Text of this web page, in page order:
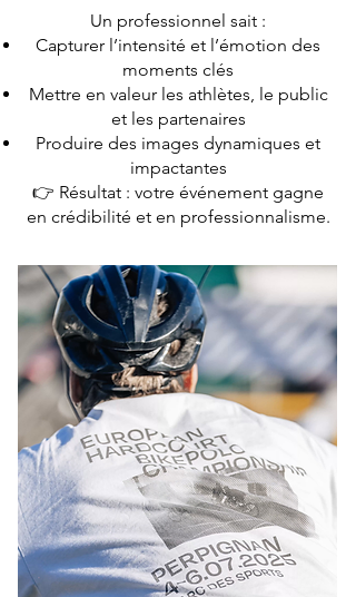
Un professionnel sait :
Capturer l’intensité et l’émotion des
moments clés
Mettre en valeur les athlètes, le public
et les partenaires
Produire des images dynamiques et
impactantes
👉 Résultat : votre événement gagne
en crédibilité et en professionnalisme.